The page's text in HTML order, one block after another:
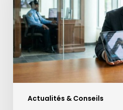
Actualités & Conseils
benchmark
2026
des
actifs
technologiques
vs
surveillance